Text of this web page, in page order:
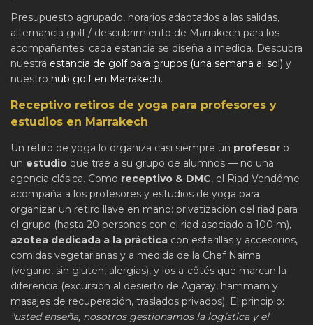
Presupuesto agrupado, horarios adaptados a las salidas,
alternancia golf / descubrimiento de Marrakech para los
acompañantes: cada estancia se diseña a medida. Descubra
nuestra estancia de golf para grupos (una semana al sol) y
nuestro hub golf en Marrakech.
Receptivo retiros de yoga para profesores y
estudios en Marrakech
Un retiro de yoga lo organiza casi siempre un profesor o
un estudio que trae a su grupo de alumnos — no una
agencia clásica. Como receptivo & DMC, el Riad Vendôme
acompaña a los profesores y estudios de yoga para
organizar un retiro llave en mano: privatización del riad para
el grupo (hasta 20 personas con el riad asociado a 100 m),
azotea dedicada a la práctica con esterillas y accesorios,
comidas vegetarianas y a medida de la Chef Naima
(vegano, sin gluten, alergias), y los a-côtés que marcan la
diferencia (excursión al desierto de Agafay, hammam y
masajes de recuperación, traslados privados). El principio:
"usted enseña, nosotros gestionamos la logística y el